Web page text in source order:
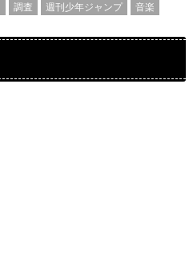
調査 週刊少年ジャンプ 音楽